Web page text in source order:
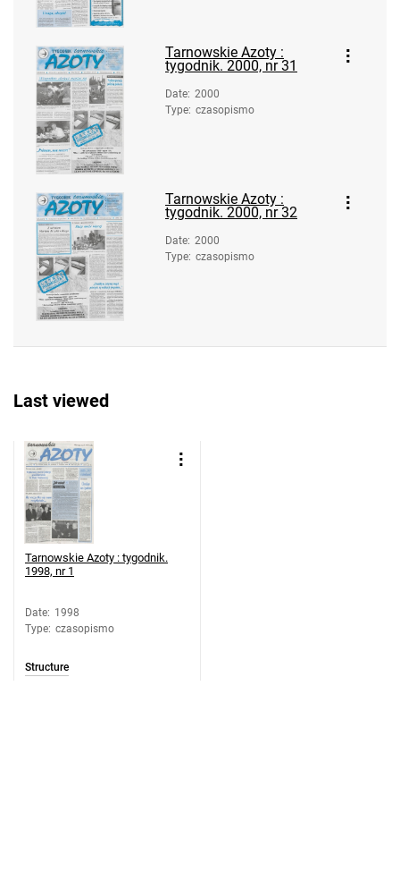
Tarnowskie Azoty : tygodnik. 1998, nr
Tarnowskie Azoty : tygodnik. 1998, nr
12
Tarnowskie Azoty : tygodnik. 1998, nr
13
Tarnowskie Azoty : tygodnik. 1998, nr
14
Tarnowskie Azoty : tygodnik. 1998, nr
15
Tarnowskie Azoty : tygodnik. 1998, nr
16
Tarnowskie Azoty : tygodnik. 1998, nr
17
19
20
Tarnowskie Azoty : tygodnik. 1998, nr
21
Tarnowskie Azoty : tygodnik. 1998, nr
22
Tarnowskie Azoty : tygodnik. 1998, nr
Tarnowskie Azoty :
tygodnik. 2000, nr 31
Date: 2000
Type: czasopismo
Tarnowskie Azoty :
tygodnik. 2000, nr 32
Date: 2000
Type: czasopismo
Last viewed
Tarnowskie Azoty : tygodnik.
1998, nr 1
Date: 1998
Type: czasopismo
Structure